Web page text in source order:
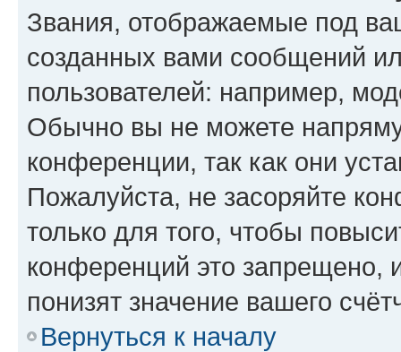
Звания, отображаемые под
созданных вами сообщений
пользователей: например,
Обычно вы не можете
конференции, так как они
Пожалуйста, не засоряйте
только для того, чтобы
конференций это запрещено,
понизят значение вашего
Вернуться к началу